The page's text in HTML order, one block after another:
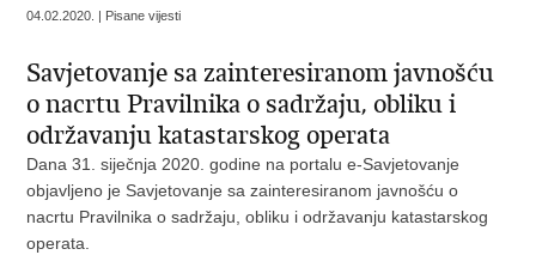
04.02.2020. | Pisane vijesti
Savjetovanje sa zainteresiranom javnošću
o nacrtu Pravilnika o sadržaju, obliku i
održavanju katastarskog operata
Dana 31. siječnja 2020. godine na portalu e-Savjetovanje
objavljeno je Savjetovanje sa zainteresiranom javnošću o
nacrtu Pravilnika o sadržaju, obliku i održavanju katastarskog
operata.